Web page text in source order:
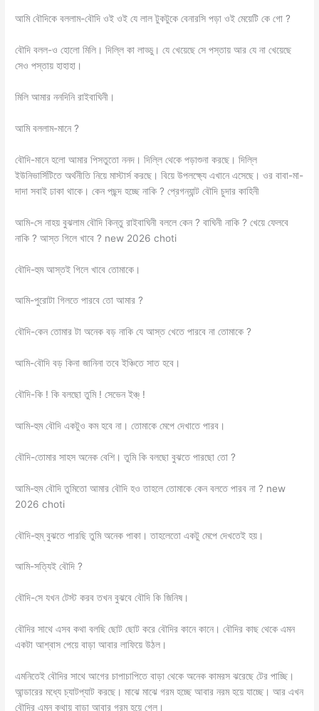
আমি বৌদিকে বললাম-বৌদি ওই ওই যে লাল টুকটুকে বেনারসি পড়া ওই মেয়েটি কে গো ?
বৌদি বলল-ও হোলো মিলি। দিল্লি কা লাড্ডু। যে খেয়েছে সে পস্তায় আর যে না খেয়েছে
সেও পস্তায় হাহাহা।
মিলি আমার ননদিনি রাইবাঘিনী।
আমি বললাম-মানে ?
বৌদি-মানে হলো আমার পিসতুতো ননদ। দিল্লি থেকে পড়াশুনা করছে। দিল্লি
ইউনিভার্সিটিতে অর্থনীতি নিয়ে মাস্টার্স করছে। বিয়ে উপলক্ষ্যে এখানে এসেছে। ওর বাবা-মা-
দাদা সবাই ঢাকা থাকে। কেন পছন্দ হচ্ছে নাকি ? প্রেগন্যান্ট বৌদি চুদার কাহিনী
আমি-সে নাহয় বুঝলাম বৌদি কিন্তু রাইবাঘিনী বললে কেন ? বাঘিনী নাকি ? খেয়ে ফেলবে
নাকি ? আস্ত গিলে খাবে ? new 2026 choti
বৌদি-হুম আস্তই গিলে খাবে তোমাকে।
আমি-পুরোটা গিলতে পারবে তো আমার ?
বৌদি-কেন তোমার টা অনেক বড় নাকি যে আস্ত খেতে পারবে না তোমাকে ?
আমি-বৌদি বড় কিনা জানিনা তবে ইঞ্চিতে সাত হবে।
বৌদি-কি ! কি বলছো তুমি ! সেভেন ইঞ্চ্ !
আমি-হুম বৌদি একটুও কম হবে না। তোমাকে মেপে দেখাতে পারব।
বৌদি-তোমার সাহস অনেক বেশি। তুমি কি বলছো বুঝতে পারছো তো ?
আমি-হুম বৌদি তুমিতো আমার বৌদি হও তাহলে তোমাকে কেন বলতে পারব না ? new
2026 choti
বৌদি-হুম্ বুঝতে পারছি তুমি অনেক পাকা। তাহলেতো একটু মেপে দেখতেই হয়।
আমি-সত্যিই বৌদি ?
বৌদি-সে যখন টেস্ট করব তখন বুঝবে বৌদি কি জিনিষ।
বৌদির সাথে এসব কথা বলছি ছোট ছোট করে বৌদির কানে কানে। বৌদির কাছ থেকে এমন
একটা আশ্বাস পেয়ে বাড়া আবার লাফিয়ে উঠল।
এমনিতেই বৌদির সাথে আগের চাপাচাপিতে বাড়া থেকে অনেক কামরস ঝরেছে টের পাচ্ছি।
আন্ডারের মধ্যে চ্যাটপ্যাট করছে। মাঝে মাঝে গরম হচ্ছে আবার নরম হয়ে যাচ্ছে। আর এখন
বৌদির এমন কথায় বাড়া আবার গরম হয়ে গেল।